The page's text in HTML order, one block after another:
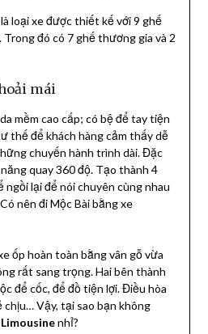
loại xe được thiết kế với 9 ghế
đó có 7 ghế thương gia và 2
mái
mềm cao cấp; có bệ để tay tiện
thế để khách hàng cảm thấy dễ
chuyến hành trình dài. Đặc
quay 360 độ. Tạo thành 4
lại để nói chuyên cùng nhau
nên đi Mộc Bài bằng xe
ốp hoàn toàn bằng vân gỗ vừa
rất sang trọng. Hai bên thành
để cốc, để đồ tiện lợi. Điều hòa
chịu… Vậy, tại sao bạn không
nhỉ?